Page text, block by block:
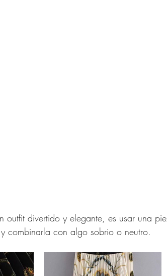
Republic
outfit divertido y elegante, es usar una
combinarla con algo sobrio o neutro.